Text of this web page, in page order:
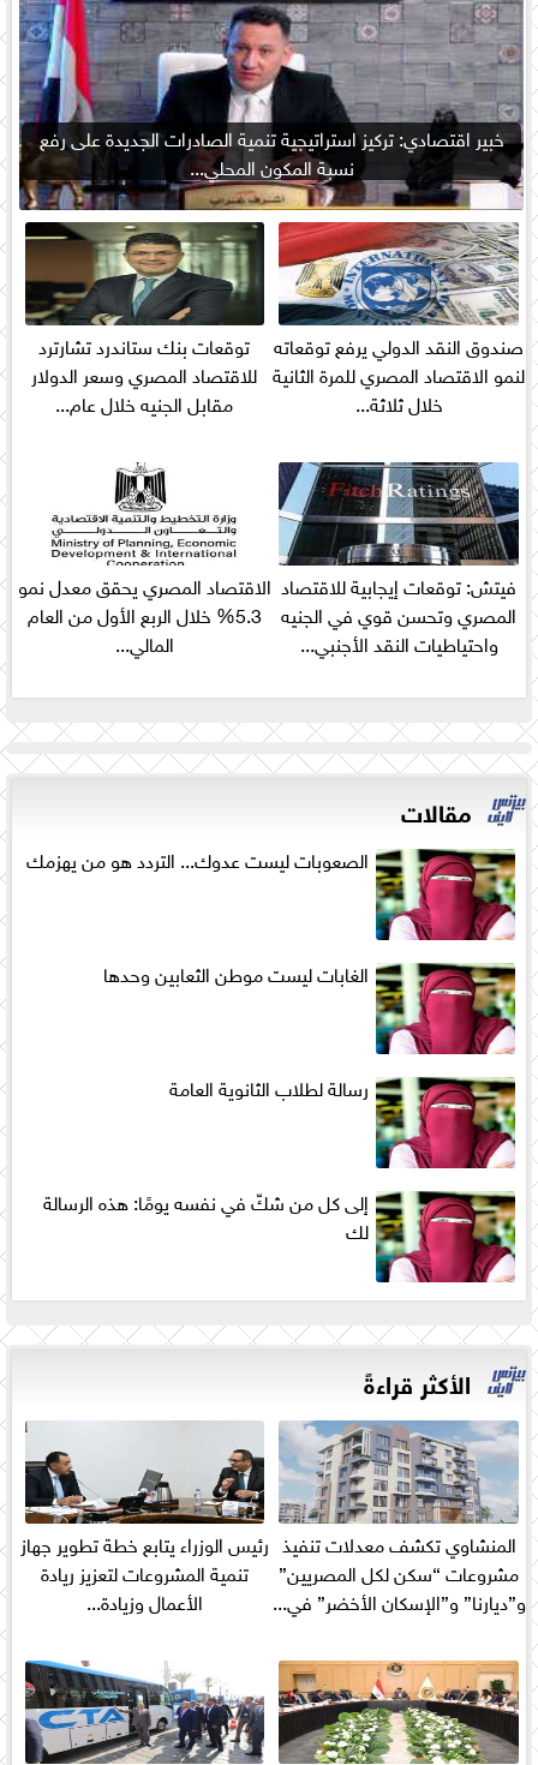
خبير اقتصادي: تركيز استراتيجية تنمية الصادرات الجديدة على رفع
نسبة المكون المحلي...
صندوق النقد الدولي يرفع توقعاته
لنمو الاقتصاد المصري للمرة الثانية
خلال ثلاثة...
توقعات بنك ستاندرد تشارترد
للاقتصاد المصري وسعر الدولار
مقابل الجنيه خلال عام...
فيتش: توقعات إيجابية للاقتصاد
المصري وتحسن قوي في الجنيه
واحتياطيات النقد الأجنبي...
الاقتصاد المصري يحقق معدل نمو
5.3% خلال الربع الأول من العام
المالي...
مقالات
الصعوبات ليست عدوك... التردد هو من يهزمك
الغابات ليست موطن الثعابين وحدها
رسالة لطلاب الثانوية العامة
إلى كل من شكّ في نفسه يومًا: هذه الرسالة
لك
الأكثر قراءةً
المنشاوي تكشف معدلات تنفيذ
مشروعات “سكن لكل المصريين”
و”ديارنا” و”الإسكان الأخضر” في...
رئيس الوزراء يتابع خطة تطوير جهاز
تنمية المشروعات لتعزيز ريادة
الأعمال وزيادة...